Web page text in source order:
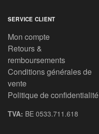
SERVICE CLIENT
Mon compte
Retours &
remboursements
Conditions générales de
vente
Politique de confidentialité
TVA: BE 0533.711.618